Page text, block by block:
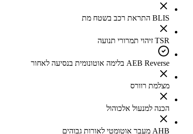
BLIS התראת רכב בשטח מת
TSR זיהוי תמרורי תנועה
AEB Reverse בלימה אוטונומית בנסיעה לאחור
מצלמת רוורס
הכנה למנעול אלכוהול
AHB מעבר אוטומטי לאורות גבוהים